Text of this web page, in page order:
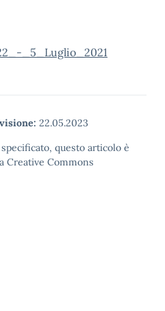
_5_Luglio_2021
22.05.2023
questo articolo è
Creative Commons